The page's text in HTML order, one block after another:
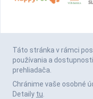
Táto stránka v rámci
používania a
prehliadača.
Chránime vaše osobné
Detaily tu.